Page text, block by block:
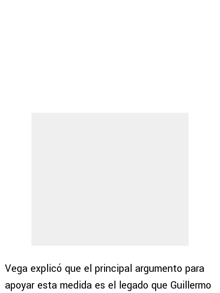
Vega explicó que el principal argumento para
apoyar esta medida es el legado que Guillermo